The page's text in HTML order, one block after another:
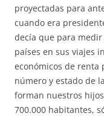
proyectadas para
cuando era
decía que para
países en sus viajes
económicos de renta
número y estado de
forman nuestros
700.000 habitantes,